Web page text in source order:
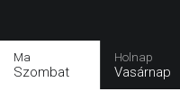
Ma
Szombat
Holnap
Vasárnap